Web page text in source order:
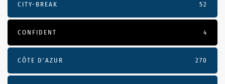
CITY-BREAK 52
CONFIDENT 4
CÔTE D’AZUR 270